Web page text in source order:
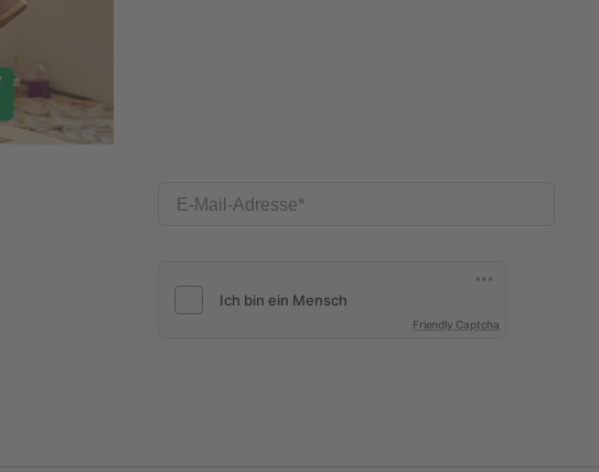
E-Mail-Adresse
Friendly Captcha